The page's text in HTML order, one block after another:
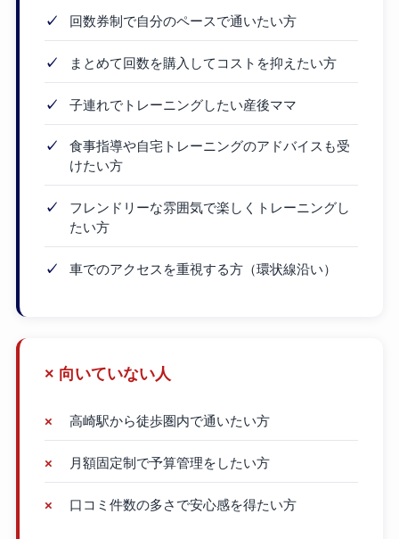
回数券制で自分のペースで通いたい方
まとめて回数を購入してコストを抑えたい方
子連れでトレーニングしたい産後ママ
食事指導や自宅トレーニングのアドバイスも受
けたい方
フレンドリーな雰囲気で楽しくトレーニングし
たい方
車でのアクセスを重視する方（環状線沿い）
× 向いていない人
高崎駅から徒歩圏内で通いたい方
月額固定制で予算管理をしたい方
口コミ件数の多さで安心感を得たい方